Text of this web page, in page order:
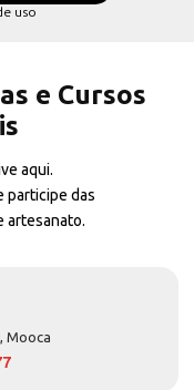
uso
e Cursos
aqui.
participe das
artesanato.
Mooca